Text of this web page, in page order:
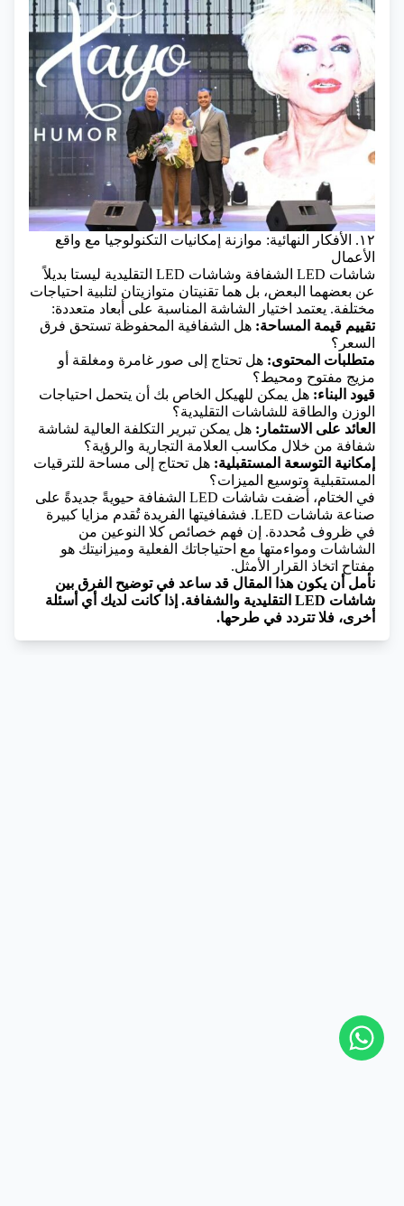
١٢. الأفكار النهائية: موازنة إمكانيات التكنولوجيا مع واقع
الأعمال
شاشات LED الشفافة وشاشات LED التقليدية ليستا بديلاً
عن بعضهما البعض، بل هما تقنيتان متوازيتان لتلبية احتياجات
مختلفة. يعتمد اختيار الشاشة المناسبة على أبعاد متعددة:
تقييم قيمة المساحة: هل الشفافية المحفوظة تستحق فرق
السعر؟
متطلبات المحتوى: هل تحتاج إلى صور غامرة ومغلقة أو
مزيج مفتوح ومحيط؟
قيود البناء: هل يمكن للهيكل الخاص بك أن يتحمل احتياجات
الوزن والطاقة للشاشات التقليدية؟
العائد على الاستثمار: هل يمكن تبرير التكلفة العالية لشاشة
شفافة من خلال مكاسب العلامة التجارية والرؤية؟
إمكانية التوسعة المستقبلية: هل تحتاج إلى مساحة للترقيات
المستقبلية وتوسيع الميزات؟
في الختام، أضفت شاشات LED الشفافة حيويةً جديدةً على
صناعة شاشات LED. فشفافيتها الفريدة تُقدم مزايا كبيرة
في ظروف مُحددة. إن فهم خصائص كلا النوعين من
الشاشات ومواءمتها مع احتياجاتك الفعلية وميزانيتك هو
مفتاح اتخاذ القرار الأمثل.
نأمل أن يكون هذا المقال قد ساعد في توضيح الفرق بين
شاشات LED التقليدية والشفافة. إذا كانت لديك أي أسئلة
أخرى، فلا تتردد في طرحها.